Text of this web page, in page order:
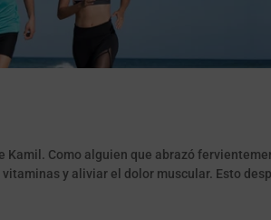
Como alguien que abrazó
y aliviar el dolor muscular. Esto